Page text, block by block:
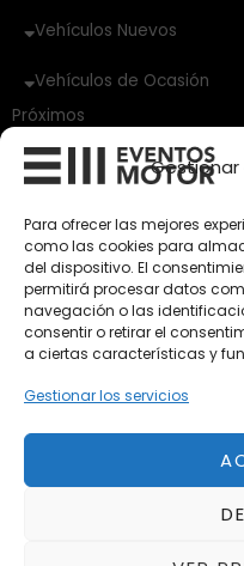
Para ofrecer las mejores
como las cookies para
del dispositivo. El
permitirá procesar datos
navegación o las
consentir o retirar el
a ciertas características y
Gestionar los servicios
Vehículos Nuevos
Vehículos de Ocasión
Próximos
Eclipse by
Del 12/08/
Exclusive
Del 02/10/
Del 02/10/